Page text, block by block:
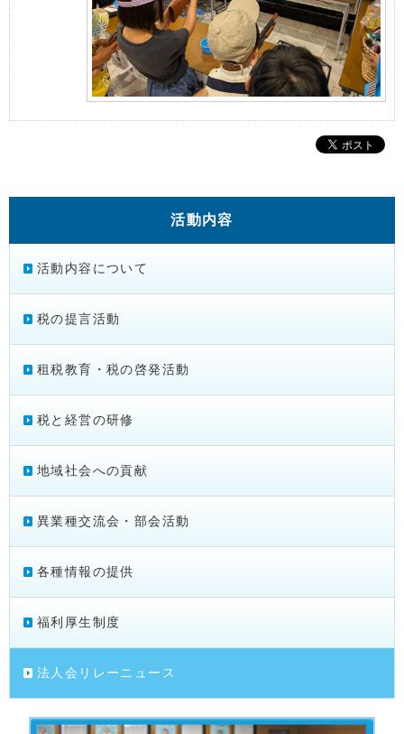
活動内容
活動内容について
税の提言活動
租税教育・税の啓発活動
税と経営の研修
地域社会への貢献
異業種交流会・部会活動
各種情報の提供
福利厚生制度
法人会リレーニュース